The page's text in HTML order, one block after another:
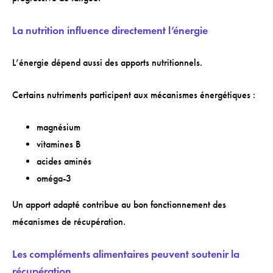
La nutrition influence directement l’énergie
L’énergie dépend aussi des apports nutritionnels.
Certains nutriments participent aux mécanismes énergétiques :
magnésium
vitamines B
acides aminés
oméga-3
Un apport adapté contribue au bon fonctionnement des
mécanismes de récupération.
Les compléments alimentaires peuvent soutenir la